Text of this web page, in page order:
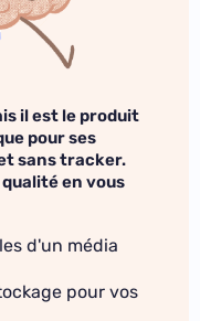
il est le produit
pour ses
sans tracker.
en vous
d'un média
pour vos